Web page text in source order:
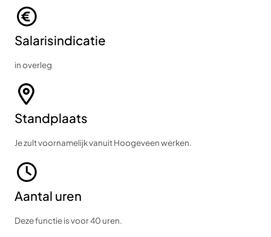
Salarisindicatie
in overleg
Standplaats
Je zult voornamelijk vanuit Hoogeveen werken.
Aantal uren
Deze functie is voor 40 uren.